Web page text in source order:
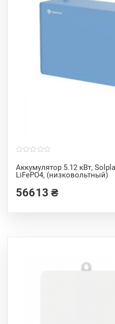
Аккумулятор 5.12 кВт,
LiFePO4, (низковольтный)
o
u
t
f
5
56613₴